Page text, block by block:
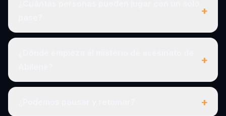
+
+
+